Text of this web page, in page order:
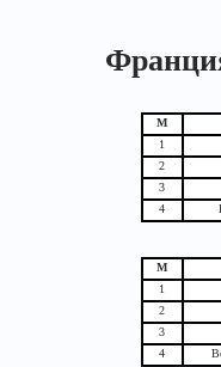
М
1
2
3
4
М
1
2
3
4